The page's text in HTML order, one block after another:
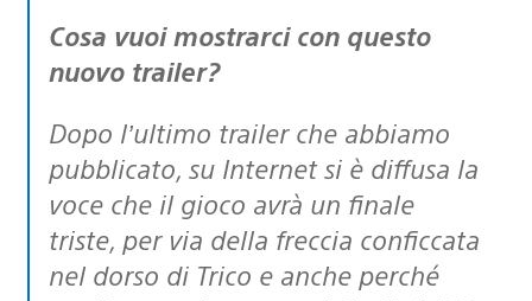
Cosa vuoi mostrarci con questo
nuovo trailer?
Dopo l’ultimo trailer che abbiamo
pubblicato, su Internet si è diffusa la
voce che il gioco avrà un finale
triste, per via della freccia conficcata
nel dorso di Trico e anche perché